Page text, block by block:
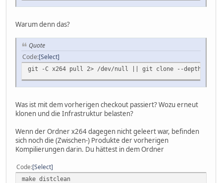
Warum denn das?
Quote
Code Select
git -C x264 pull 2> /dev/null || git clone --depth 1
Was ist mit dem vorherigen checkout passiert? Wozu erneut
klonen und die Infrastruktur belasten?
Wenn der Ordner x264 dagegen nicht geleert war, befinden
sich noch die (Zwischen-) Produkte der vorherigen
Kompilierungen darin. Du hättest in dem Ordner
Code Select
make distclean